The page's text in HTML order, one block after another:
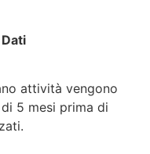
attività vengono
5 mesi prima di